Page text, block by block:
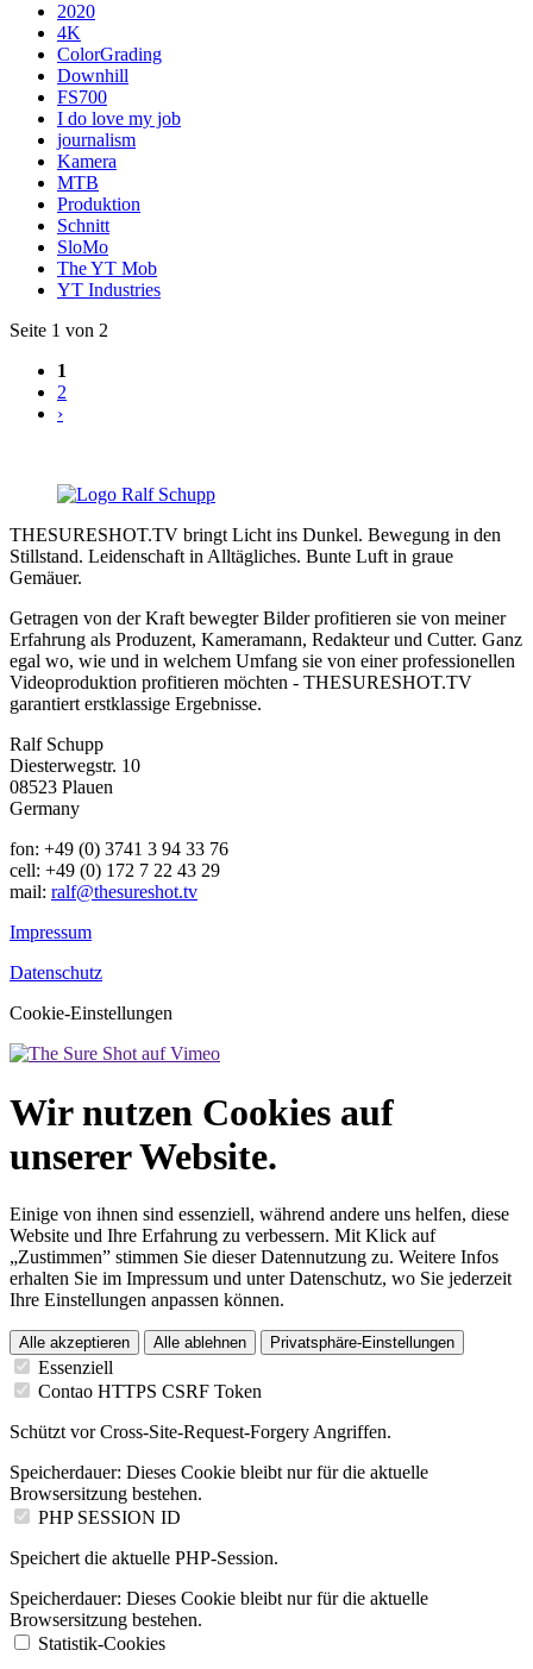
2020
4K
ColorGrading
Downhill
FS700
I do love my job
journalism
Kamera
MTB
Produktion
Schnitt
SloMo
The YT Mob
YT Industries
Seite 1 von 2
1
2
›
THESURESHOT.TV bringt Licht ins Dunkel. Bewegung in den
Stillstand. Leidenschaft in Alltägliches. Bunte Luft in graue
Gemäuer.
Getragen von der Kraft bewegter Bilder profitieren sie von meiner
Erfahrung als Produzent, Kameramann, Redakteur und Cutter. Ganz
egal wo, wie und in welchem Umfang sie von einer professionellen
Videoproduktion profitieren möchten - THESURESHOT.TV
garantiert erstklassige Ergebnisse.
Ralf Schupp
Diesterwegstr. 10
08523 Plauen
Germany
fon: +49 (0) 3741 3 94 33 76
cell: +49 (0) 172 7 22 43 29
mail: ralf@thesureshot.tv
Impressum
Datenschutz
Cookie-Einstellungen
Wir nutzen Cookies auf
unserer Website.
Einige von ihnen sind essenziell, während andere uns helfen, diese
Website und Ihre Erfahrung zu verbessern. Mit Klick auf
„Zustimmen” stimmen Sie dieser Datennutzung zu. Weitere Infos
erhalten Sie im Impressum und unter Datenschutz, wo Sie jederzeit
Ihre Einstellungen anpassen können.
Alle akzeptieren Alle ablehnen Privatsphäre-Einstellungen
Essenziell
Contao HTTPS CSRF Token
Schützt vor Cross-Site-Request-Forgery Angriffen.
Speicherdauer: Dieses Cookie bleibt nur für die aktuelle
Browsersitzung bestehen.
PHP SESSION ID
Speichert die aktuelle PHP-Session.
Speicherdauer: Dieses Cookie bleibt nur für die aktuelle
Browsersitzung bestehen.
Statistik-Cookies